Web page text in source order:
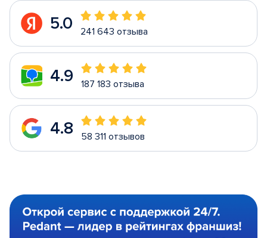
5.0 241 643 отзыва
4.9 187 183 отзыва
4.8 58 311 отзывов